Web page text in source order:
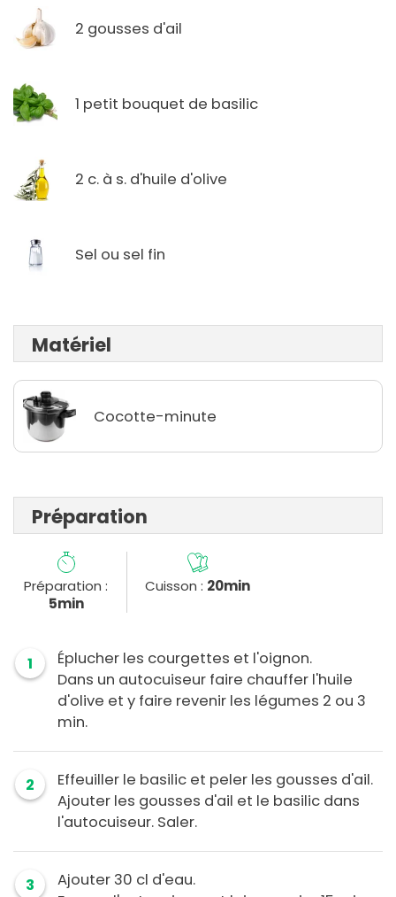
2 gousses d'ail
1 petit bouquet de basilic
2 c. à s. d'huile d'olive
Sel ou sel fin
Matériel
Cocotte-minute
Préparation
Préparation :
5min
Cuisson : 20min
1
Éplucher les courgettes et l'oignon.
Dans un autocuiseur faire chauffer l'huile
d'olive et y faire revenir les légumes 2 ou 3
min.
2
Effeuiller le basilic et peler les gousses d'ail.
Ajouter les gousses d'ail et le basilic dans
l'autocuiseur. Saler.
3
Ajouter 30 cl d'eau.